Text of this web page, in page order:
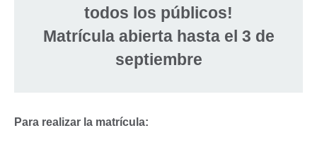
todos los públicos!
Matrícula abierta hasta el 3 de
septiembre
Para realizar la matrícula: